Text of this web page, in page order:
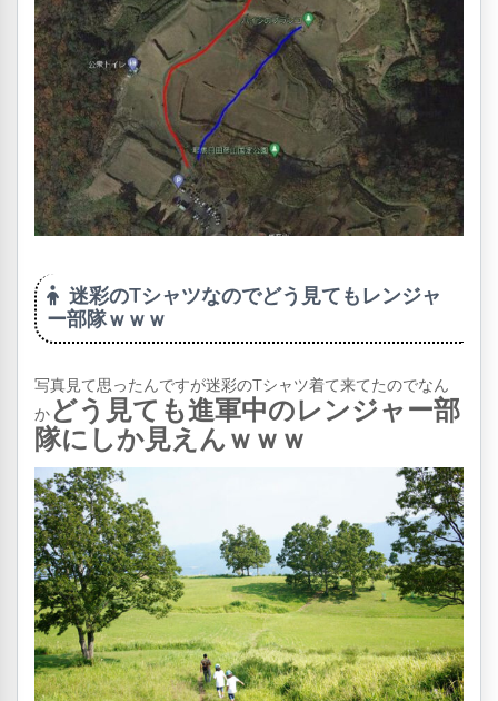
迷彩のTシャツなのでどう見てもレンジャ
ー部隊ｗｗｗ
写真見て思ったんですが迷彩のTシャツ着て来てたのでなん
かどう見ても進軍中のレンジャー部
隊にしか見えんｗｗｗ